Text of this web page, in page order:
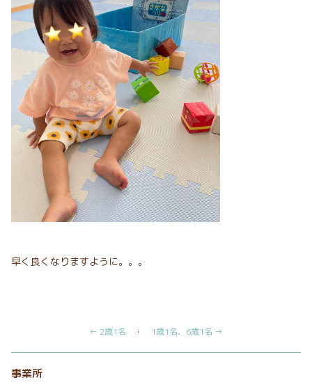
早く良くなりますように。。。
← 2歳1名 ・ 1歳1名、6歳1名 →
事業所